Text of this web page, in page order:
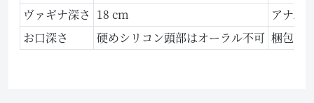
ヴァギナ深さ 18 cm
アナル
お口深さ
硬めシリコン頭部はオーラル不可 梱包サ